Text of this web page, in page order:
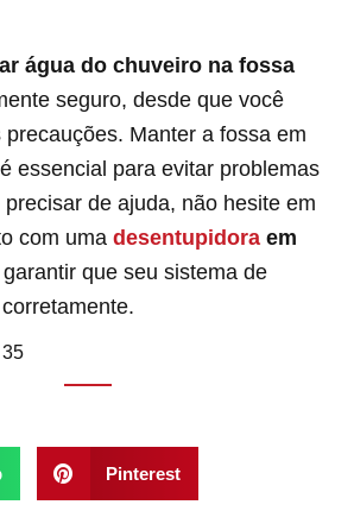
água do chuveiro na fossa
seguro, desde que você
Manter a fossa em
essencial para evitar problemas
de ajuda, não hesite em
com uma desentupidora em
que seu sistema de
35
Pinterest